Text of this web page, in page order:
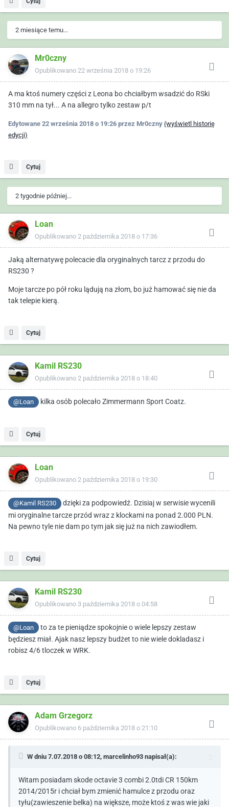
2 miesiące temu...
Mr0czny
Opublikowano 22 września 2018 o 19:26
A ma ktoś numery części z Leona bo chciałbym wsadzić do RSki
310 mm na tył... A na allegro tylko zestaw p/t
Edytowane 22 września 2018 o 19:26 przez Mr0czny (wyświetl historię
edycji)
Cytuj
2 tygodnie później...
Loan
Opublikowano 2 października 2018 o 17:36
Jaką alternatywę polecacie dla oryginalnych tarcz z przodu do
RS230 ?
Moje tarcze po pół roku lądują na złom, bo już hamować się nie da
tak telepie kierą.
Cytuj
Kamil RS230
Opublikowano 2 października 2018 o 18:40
@Loan kilka osób polecało Zimmermann Sport Coatz.
Cytuj
Loan
Opublikowano 2 października 2018 o 19:30
@Kamil RS230
dzięki za podpowiedź. Dzisiaj w serwisie wycenili
mi oryginalne tarcze przód wraz z klockami na ponad 2.000 PLN.
Na pewno tyle nie dam po tym jak się już na nich zawiodłem.
Cytuj
Kamil RS230
Opublikowano 3 października 2018 o 04:58
@Loan
to za te pieniądze spokojnie o wiele lepszy zestaw
będziesz miał. Ajak nasz lepszy budżet to nie wiele dokladasz i
robisz 4/6 tloczek w WRK.
Cytuj
Adam Grzegorz
Opublikowano 6 października 2018 o 21:10
W dniu 7.07.2018 o 08:12, marcelinho93 napisał(a):
Witam posiadam skode octavie 3 combi 2.0tdi CR 150km
2014/2015r i chciał bym zmienić hamulce z przodu oraz
tyłu(zawieszenie belka) na większe, może ktoś z was wie jaki